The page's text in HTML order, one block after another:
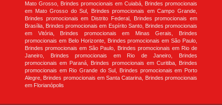
Mato Grosso, Brindes promocionais em Cuiabá, Brindes promocionais
em Mato Grosso do Sul, Brindes promocionais em Campo Grande,
Brindes promocionais em Distrito Federal, Brindes promocionais em
Brasília, Brindes promocionais em Espírito Santo, Brindes promocionais
em Vitória, Brindes promocionais em Minas Gerais, Brindes
promocionais em Belo Horizonte, Brindes promocionais em São Paulo,
Brindes promocionais em São Paulo, Brindes promocionais em Rio de
Janeiro, Brindes promocionais em Rio de Janeiro, Brindes
promocionais em Paraná, Brindes promocionais em Curitiba, Brindes
promocionais em Rio Grande do Sul, Brindes promocionais em Porto
Alegre, Brindes promocionais em Santa Catarina, Brindes promocionais
em Florianópolis